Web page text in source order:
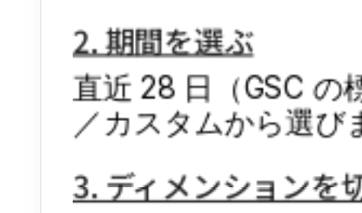
2. 期間を選ぶ
直近 28 日（GSC の
／カスタムから選び
3. ディメンションを